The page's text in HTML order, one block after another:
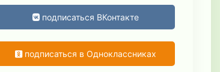
подписаться ВКонтакте
подписаться в Одноклассниках